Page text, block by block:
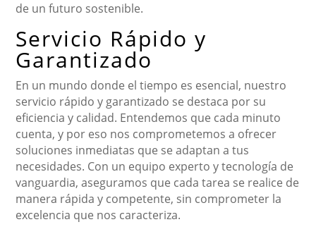
de un futuro sostenible.
Servicio Rápido y
Garantizado
En un mundo donde el tiempo es esencial, nuestro
servicio rápido y garantizado se destaca por su
eficiencia y calidad. Entendemos que cada minuto
cuenta, y por eso nos comprometemos a ofrecer
soluciones inmediatas que se adaptan a tus
necesidades. Con un equipo experto y tecnología de
vanguardia, aseguramos que cada tarea se realice de
manera rápida y competente, sin comprometer la
excelencia que nos caracteriza.